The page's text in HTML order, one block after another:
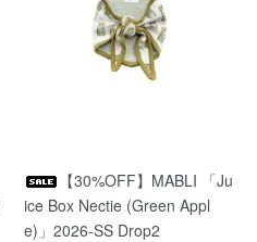
【30%OFF】MABLI 「Ju
ice Box Nectie (Green Appl
e)」2026-SS Drop2